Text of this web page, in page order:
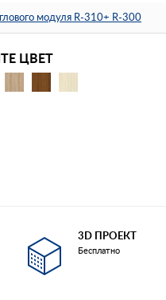
модуля R-310+ R-300
ЦВЕТ
3D ПРОЕКТ
Бесплатно